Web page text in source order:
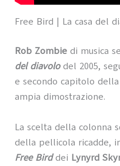
Free Bird | La casa del
Rob Zombiedi musica
del diavolodel 2005,
e secondo capitolo della
ampia dimostrazione.
La scelta della colonna
della pellicola ricadde,
Free Birddei Lynyrd